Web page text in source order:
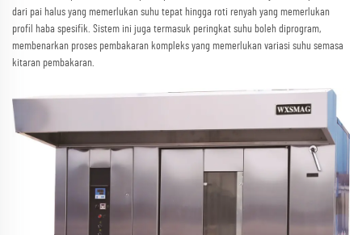
dari pai halus yang memerlukan suhu tepat hingga roti renyah yang memerlukan
profil haba spesifik. Sistem ini juga termasuk peringkat suhu boleh diprogram,
membenarkan proses pembakaran kompleks yang memerlukan variasi suhu semasa
kitaran pembakaran.